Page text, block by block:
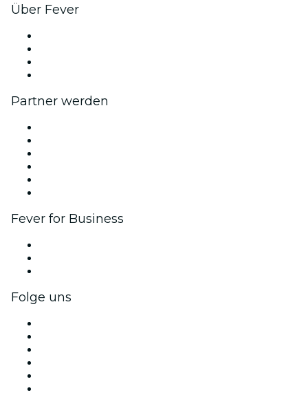
Über Fever
Partner werden
Fever for Business
Folge uns